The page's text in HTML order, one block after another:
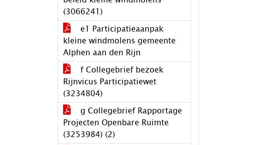
(3066241)
e1 Participatieaanpak
kleine windmolens gemeente
Alphen aan den Rijn
f Collegebrief bezoek
Rijnvicus Participatiewet
(3234804)
g Collegebrief Rapportage
Projecten Openbare Ruimte
(3253984) (2)